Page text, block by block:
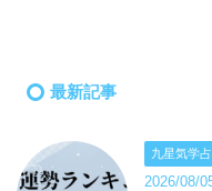
最新記事
九星気学
2026/08/